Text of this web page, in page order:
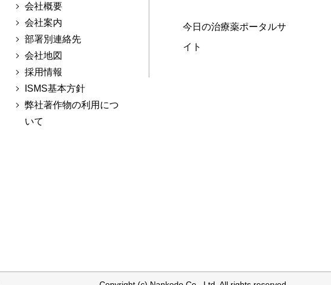
会社概要
会社案内
部署別連絡先
会社地図
採用情報
ISMS基本方針
弊社著作物の利用につ
いて
今日の治療薬ポータルサ
イト